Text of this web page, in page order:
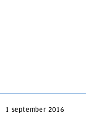
1 september 2016